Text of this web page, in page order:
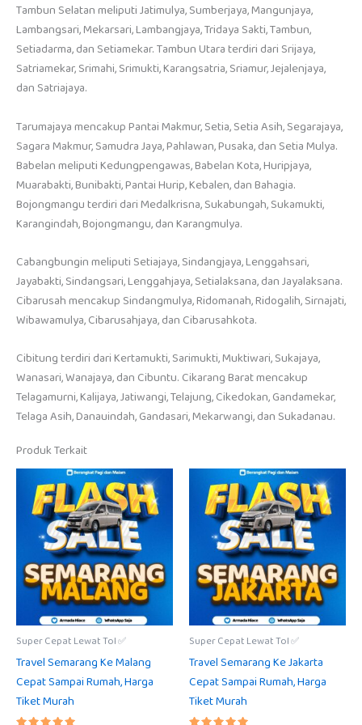
Tambun Selatan meliputi Jatimulya, Sumberjaya, Mangunjaya,
Lambangsari, Mekarsari, Lambangjaya, Tridaya Sakti, Tambun,
Setiadarma, dan Setiamekar. Tambun Utara terdiri dari Srijaya,
Satriamekar, Srimahi, Srimukti, Karangsatria, Sriamur, Jejalenjaya,
dan Satriajaya.
Tarumajaya mencakup Pantai Makmur, Setia, Setia Asih, Segarajaya,
Sagara Makmur, Samudra Jaya, Pahlawan, Pusaka, dan Setia Mulya.
Babelan meliputi Kedungpengawas, Babelan Kota, Huripjaya,
Muarabakti, Bunibakti, Pantai Hurip, Kebalen, dan Bahagia.
Bojongmangu terdiri dari Medalkrisna, Sukabungah, Sukamukti,
Karangindah, Bojongmangu, dan Karangmulya.
Cabangbungin meliputi Setiajaya, Sindangjaya, Lenggahsari,
Jayabakti, Sindangsari, Lenggahjaya, Setialaksana, dan Jayalaksana.
Cibarusah mencakup Sindangmulya, Ridomanah, Ridogalih, Sirnajati,
Wibawamulya, Cibarusahjaya, dan Cibarusahkota.
Cibitung terdiri dari Kertamukti, Sarimukti, Muktiwari, Sukajaya,
Wanasari, Wanajaya, dan Cibuntu. Cikarang Barat mencakup
Telagamurni, Kalijaya, Jatiwangi, Telajung, Cikedokan, Gandamekar,
Telaga Asih, Danauindah, Gandasari, Mekarwangi, dan Sukadanau.
Produk Terkait
Super Cepat Lewat Tol ✅
Travel Semarang Ke Malang
Cepat Sampai Rumah, Harga
Tiket Murah
Super Cepat Lewat Tol ✅
Travel Semarang Ke Jakarta
Cepat Sampai Rumah, Harga
Tiket Murah